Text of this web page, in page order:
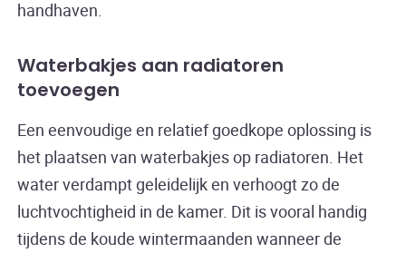
handhaven.
Waterbakjes aan radiatoren
toevoegen
Een eenvoudige en relatief goedkope oplossing is
het plaatsen van waterbakjes op radiatoren. Het
water verdampt geleidelijk en verhoogt zo de
luchtvochtigheid in de kamer. Dit is vooral handig
tijdens de koude wintermaanden wanneer de